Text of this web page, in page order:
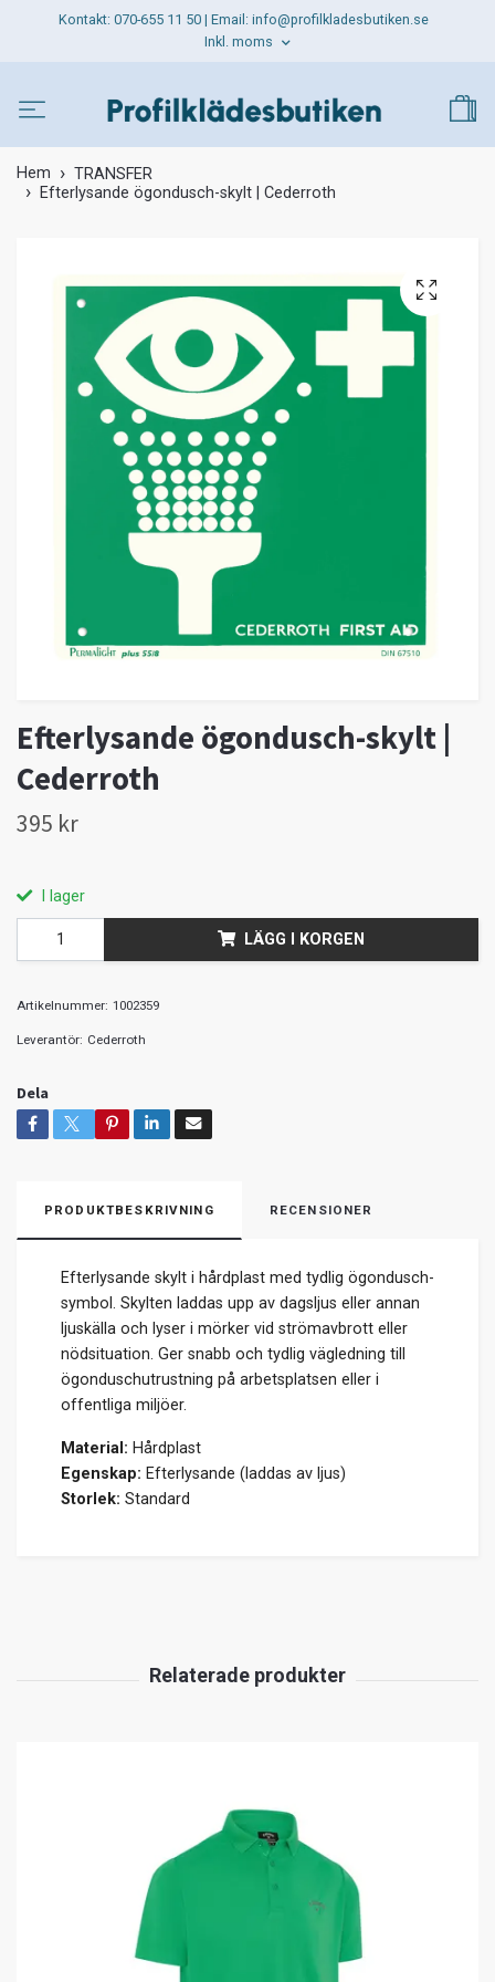
Kontakt: 070-655 11 50 | Email: info@profilkladesbutiken.se
Inkl. moms
Hem
TRANSFER
Efterlysande ögondusch-skylt | Cederroth
Efterlysande ögondusch-skylt |
Cederroth
395 kr
I lager
LÄGG I KORGEN
Artikelnummer: 1002359
Leverantör: Cederroth
Dela
PRODUKTBESKRIVNING RECENSIONER
Efterlysande skylt i hårdplast med tydlig ögondusch-
symbol. Skylten laddas upp av dagsljus eller annan
ljuskälla och lyser i mörker vid strömavbrott eller
nödsituation. Ger snabb och tydlig vägledning till
ögonduschutrustning på arbetsplatsen eller i
offentliga miljöer.
Material: Hårdplast
Egenskap: Efterlysande (laddas av ljus)
Storlek: Standard